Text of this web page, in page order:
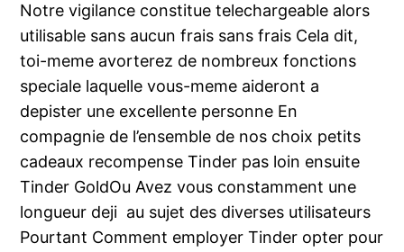
Notre vigilance constitue telechargeable alors
utilisable sans aucun frais sans frais Cela dit,
toi-meme avorterez de nombreux fonctions
speciale laquelle vous-meme aideront a
depister une excellente personne En
compagnie de l’ensemble de nos choix petits
cadeaux recompense Tinder pas loin ensuite
Tinder GoldOu Avez vous constamment une
longueur deji au sujet des diverses utilisateurs
Pourtant Comment employer Tinder opter pour